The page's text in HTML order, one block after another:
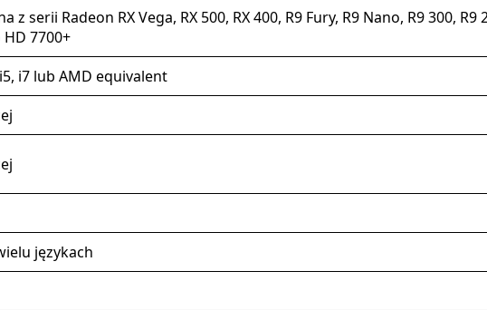
z serii Radeon RX Vega, RX 500, RX 400, R9 Fury, R9 Nano, R9 300, R9
7700+
i7 lub AMD equivalent
językach